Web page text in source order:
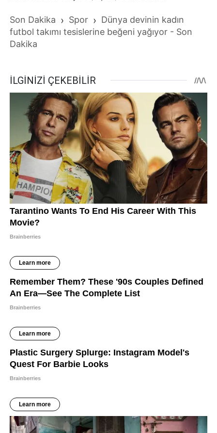
Son Dakika › Spor › Dünya devinin kadın
futbol takımı tesislerine beğeni yağıyor - Son
Dakika